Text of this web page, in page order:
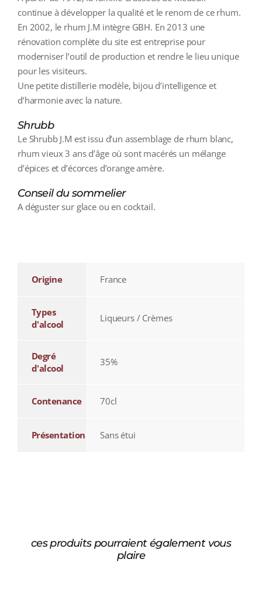
continue à développer la qualité et le renom de ce rhum.
En 2002, le rhum J.M intègre GBH. En 2013 une
rénovation complète du site est entreprise pour
moderniser l’outil de production et rendre le lieu unique
pour les visiteurs.
Une petite distillerie modèle, bijou d’intelligence et
d’harmonie avec la nature.
Shrubb
Le Shrubb J.M est issu d’un assemblage de rhum blanc,
rhum vieux 3 ans d’âge où sont macérés un mélange
d’épices et d’écorces d’orange amère.
Conseil du sommelier
A déguster sur glace ou en cocktail.
Origine France
Types
d'alcool
Liqueurs / Crèmes
Degré
d'alcool
35%
Contenance 70cl
Présentation Sans étui
ces produits pourraient également vous
plaire